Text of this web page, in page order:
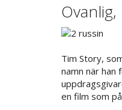
Tim Story,
namn när
en film som